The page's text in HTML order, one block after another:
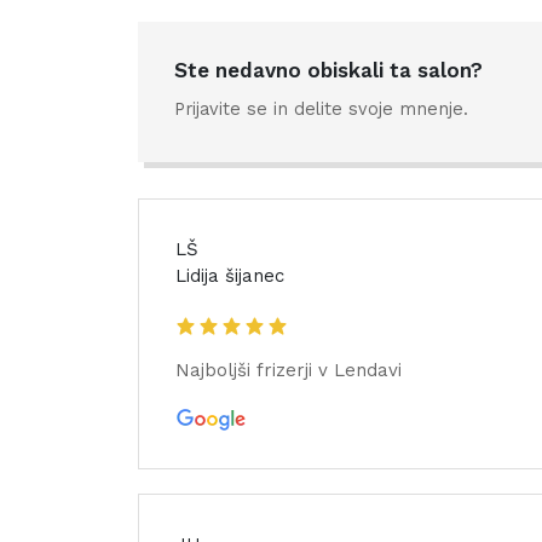
Ste nedavno obiskali ta salon?
Prijavite se in delite svoje mnenje.
LŠ
Lidija šijanec
Najboljši frizerji v Lendavi